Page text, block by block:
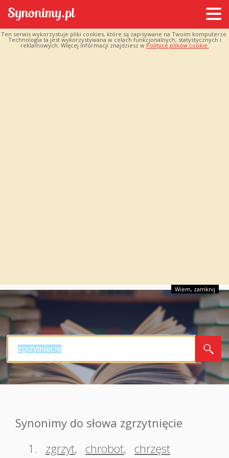
Ten serwis wykorzystuje pliki cookies, które są zapisywane na Twoim komputerze.
Technologia ta jest wykorzystywana w celach funkcjonalnych, statystycznych i
reklamowych. Więcej informacji znajdziesz w Polityce plików cookie.
Wiem, zamknij
Synonimy do słowa zgrzytnięcie
1.
zgrzyt, chrobot, chrzęst